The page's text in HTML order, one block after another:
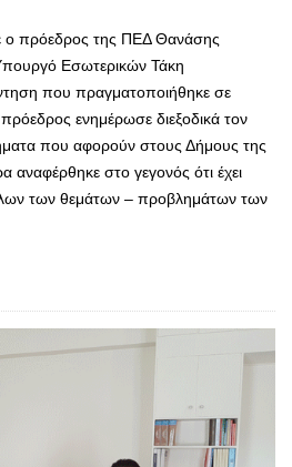
ο πρόεδρος της ΠΕΔ Θανάσης
Εσωτερικών Τάκη
που πραγματοποιήθηκε σε
ενημέρωσε διεξοδικά τον
που αφορούν στους Δήμους της
αναφέρθηκε στο γεγονός ότι έχει
των θεμάτων – προβλημάτων των